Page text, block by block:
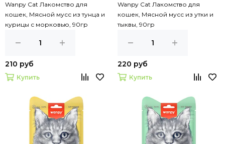
Wanpy Cat Лакомство для
кошек, Мясной мусс из тунца и
курицы с морковью, 90гр
210 руб
Купить
Wanpy Cat Лакомство для
кошек, Мясной мусс из утки и
тыквы, 90гр
220 руб
Купить